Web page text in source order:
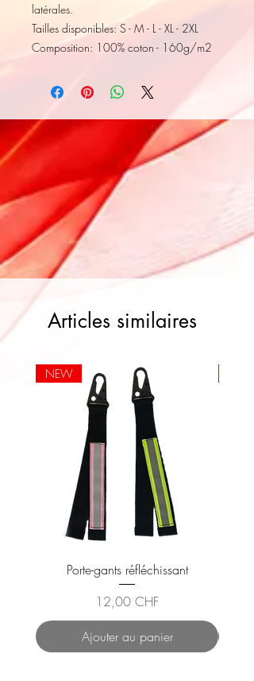
latérales.
Tailles disponibles: S - M - L - XL - 2XL
Composition: 100% coton - 160g/m2
Articles similaires
NEW
Porte-gants réfléchissant
Prix
12,00 CHF
Ajouter au panier